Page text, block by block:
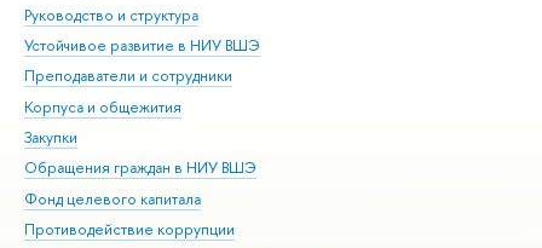
Руководство и структура
Устойчивое развитие в НИУ ВШЭ
Преподаватели и сотрудники
Корпуса и общежития
Закупки
Обращения граждан в НИУ ВШЭ
Фонд целевого капитала
Противодействие коррупции